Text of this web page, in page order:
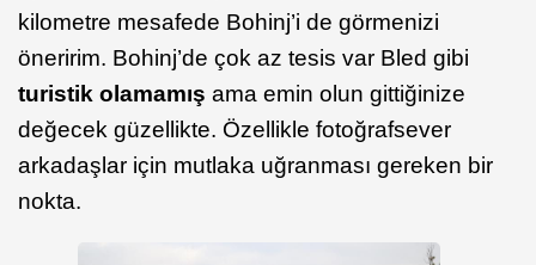
kilometre mesafede Bohinj’i de görmenizi
öneririm. Bohinj’de çok az tesis var Bled gibi
turistik olamamış ama emin olun gittiğinize
değecek güzellikte. Özellikle fotoğrafsever
arkadaşlar için mutlaka uğranması gereken bir
nokta.